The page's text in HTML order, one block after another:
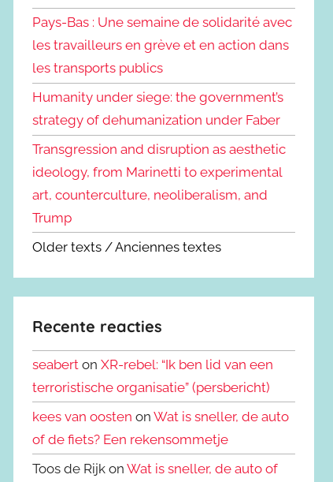
Pays-Bas : Une semaine de solidarité avec
les travailleurs en grève et en action dans
les transports publics
Humanity under siege: the government’s
strategy of dehumanization under Faber
Transgression and disruption as aesthetic
ideology, from Marinetti to experimental
art, counterculture, neoliberalism, and
Trump
Older texts / Anciennes textes
Recente reacties
seabert onXR-rebel: “Ik ben lid van een
terroristische organisatie” (persbericht)
kees van oosten onWat is sneller, de auto
of de fiets? Een rekensommetje
Toos de Rijk onWat is sneller, de auto of